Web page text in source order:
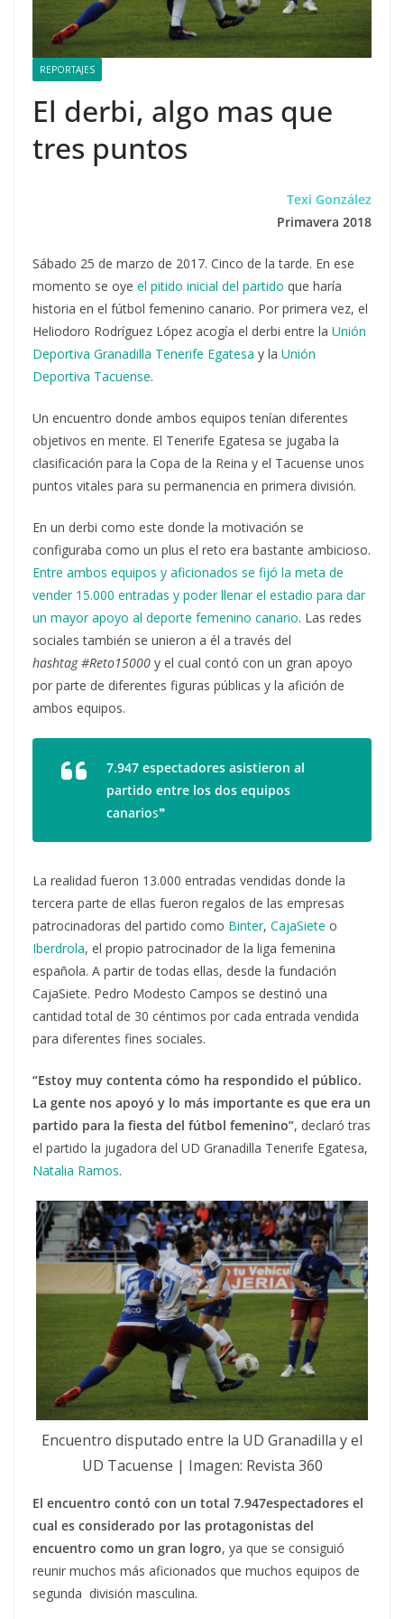
REPORTAJES
El derbi, algo mas que
tres puntos
Texi González
Primavera 2018
Sábado 25 de marzo de 2017. Cinco de la tarde. En ese
momento se oye el pitido inicial del partido que haría
historia en el fútbol femenino canario. Por primera vez, el
Heliodoro Rodríguez López acogía el derbi entre la Unión
Deportiva Granadilla Tenerife Egatesa y la Unión
Deportiva Tacuense.
Un encuentro donde ambos equipos tenían diferentes
objetivos en mente. El Tenerife Egatesa se jugaba la
clasificación para la Copa de la Reina y el Tacuense unos
puntos vitales para su permanencia en primera división.
En un derbi como este donde la motivación se
configuraba como un plus el reto era bastante ambicioso.
Entre ambos equipos y aficionados se fijó la meta de
vender 15.000 entradas y poder llenar el estadio para dar
un mayor apoyo al deporte femenino canario. Las redes
sociales también se unieron a él a través del
hashtag #Reto15000 y el cual contó con un gran apoyo
por parte de diferentes figuras públicas y la afición de
ambos equipos.
7.947 espectadores asistieron al
partido entre los dos equipos
canarios❞
La realidad fueron 13.000 entradas vendidas donde la
tercera parte de ellas fueron regalos de las empresas
patrocinadoras del partido como Binter, CajaSiete o
Iberdrola, el propio patrocinador de la liga femenina
española. A partir de todas ellas, desde la fundación
CajaSiete. Pedro Modesto Campos se destinó una
cantidad total de 30 céntimos por cada entrada vendida
para diferentes fines sociales.
“Estoy muy contenta cómo ha respondido el público.
La gente nos apoyó y lo más importante es que era un
partido para la fiesta del fútbol femenino”, declaró tras
el partido la jugadora del UD Granadilla Tenerife Egatesa,
Natalia Ramos.
Encuentro disputado entre la UD Granadilla y el
UD Tacuense | Imagen: Revista 360
El encuentro contó con un total 7.947espectadores el
cual es considerado por las protagonistas del
encuentro como un gran logro, ya que se consiguió
reunir muchos más aficionados que muchos equipos de
segunda división masculina.